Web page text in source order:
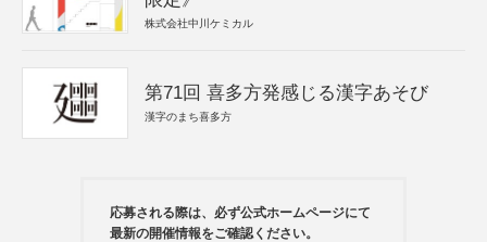
株式会社中川ケミカル
第71回 喜多方発感じる漢字あそび
漢字のまち喜多方
応募される際は、必ず公式ホームページにて
最新の開催情報をご確認ください。